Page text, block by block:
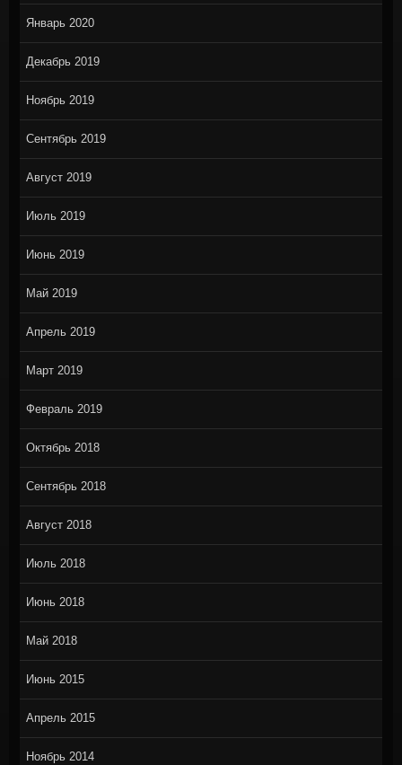
Январь 2020
Декабрь 2019
Ноябрь 2019
Сентябрь 2019
Август 2019
Июль 2019
Июнь 2019
Май 2019
Апрель 2019
Март 2019
Февраль 2019
Октябрь 2018
Сентябрь 2018
Август 2018
Июль 2018
Июнь 2018
Май 2018
Июнь 2015
Апрель 2015
Ноябрь 2014